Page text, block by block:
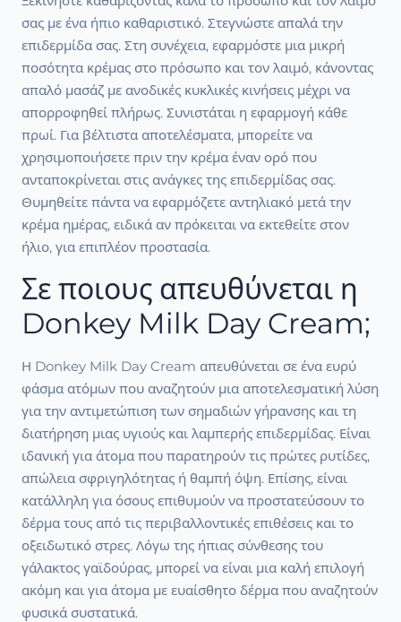
σας με ένα ήπιο καθαριστικό. Στεγνώστε απαλά την
επιδερμίδα σας. Στη συνέχεια, εφαρμόστε μια μικρή
ποσότητα κρέμας στο πρόσωπο και τον λαιμό, κάνοντας
απαλό μασάζ με ανοδικές κυκλικές κινήσεις μέχρι να
απορροφηθεί πλήρως. Συνιστάται η εφαρμογή κάθε
πρωί. Για βέλτιστα αποτελέσματα, μπορείτε να
χρησιμοποιήσετε πριν την κρέμα έναν ορό που
ανταποκρίνεται στις ανάγκες της επιδερμίδας σας.
Θυμηθείτε πάντα να εφαρμόζετε αντηλιακό μετά την
κρέμα ημέρας, ειδικά αν πρόκειται να εκτεθείτε στον
ήλιο, για επιπλέον προστασία.
Σε ποιους απευθύνεται η
Donkey Milk Day Cream;
Η Donkey Milk Day Cream απευθύνεται σε ένα ευρύ
φάσμα ατόμων που αναζητούν μια αποτελεσματική λύση
για την αντιμετώπιση των σημαδιών γήρανσης και τη
διατήρηση μιας υγιούς και λαμπερής επιδερμίδας. Είναι
ιδανική για άτομα που παρατηρούν τις πρώτες ρυτίδες,
απώλεια σφριγηλότητας ή θαμπή όψη. Επίσης, είναι
κατάλληλη για όσους επιθυμούν να προστατεύσουν το
δέρμα τους από τις περιβαλλοντικές επιθέσεις και το
οξειδωτικό στρες. Λόγω της ήπιας σύνθεσης του
γάλακτος γαϊδούρας, μπορεί να είναι μια καλή επιλογή
ακόμη και για άτομα με ευαίσθητο δέρμα που αναζητούν
φυσικά συστατικά.